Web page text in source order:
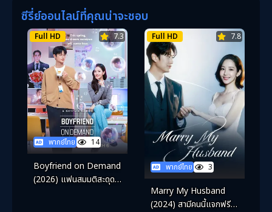
ซีรี่ย์ออนไลน์ที่คุณน่าจะชอบ
Full HD 7.3
พากย์ไทย 14
Boyfriend on Demand
(2026) แฟนสมมติสะดุด
Full HD 7.8
พากย์ไทย 3
Marry My Husband
(2024) สามีคนนี้แจกฟรีให้